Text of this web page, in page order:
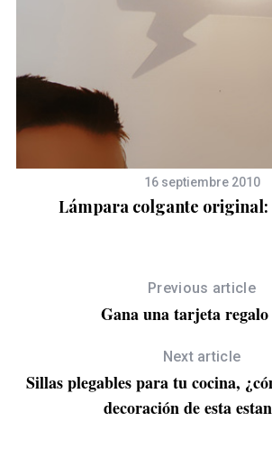
16 septiembre 2010
Lámpara colgante
Previous article
Gana una tarjeta
Next article
Sillas plegables para tu cocina,
decoración de esta